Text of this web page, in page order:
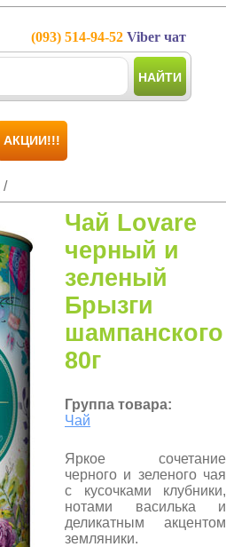
(093) 514-94-52 Viber чат
НАЙТИ
АКЦИИ!!!
/
Чай Lovare
черный и
зеленый
Брызги
шампанского
80г
Группа товара:
Чай
Яркое сочетание
черного и зеленого чая
с кусочками клубники,
нотами василька и
деликатным акцентом
земляники.